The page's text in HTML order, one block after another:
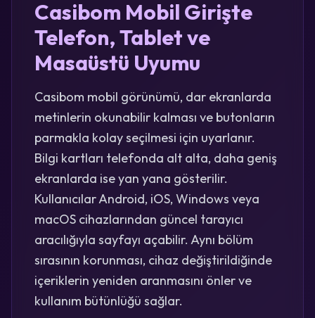
Casibom Mobil Girişte
Telefon, Tablet ve
Masaüstü Uyumu
Casibom mobil görünümü, dar ekranlarda
metinlerin okunabilir kalması ve butonların
parmakla kolay seçilmesi için uyarlanır.
Bilgi kartları telefonda alt alta, daha geniş
ekranlarda ise yan yana gösterilir.
Kullanıcılar Android, iOS, Windows veya
macOS cihazlarından güncel tarayıcı
aracılığıyla sayfayı açabilir. Aynı bölüm
sırasının korunması, cihaz değiştirildiğinde
içeriklerin yeniden aranmasını önler ve
kullanım bütünlüğü sağlar.